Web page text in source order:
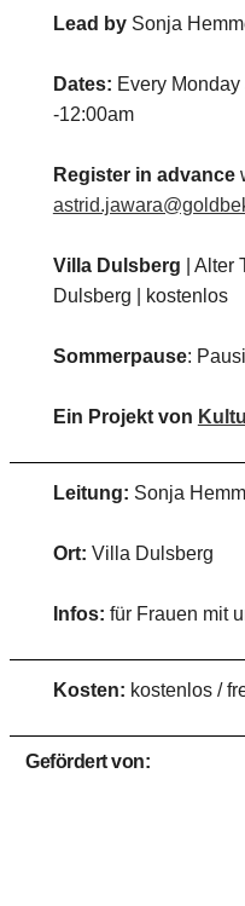
Lead bySonja
Dates: Every
-12:00am
Register in advance
Villa Dulsberg
|
Dulsberg | kostenlos
Sommerpause:
Ein Projekt von
Leitung: Sonja
Ort: Villa Dulsberg
Infos: für Frauen mit
Kosten: kostenlos /
Gefördert von: